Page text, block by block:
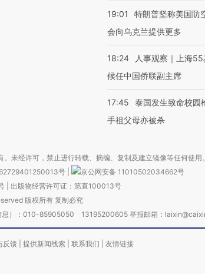
19:01
特朗普坚称美国防
会向乌克兰提供更多
18:24
人事观察｜上海
候任中国侨联副主席
17:45
泰国发生致命校园
手祖父母亦被杀
未经许可，禁止进行转载、摘编、复制及建立镜像等任何使用。
号
京公网安备 11010502034662号
| 出版物经营许可证：第直100013号
版权所有 复制必究
息）：010-85905050 13195200605 举报邮箱：
反馈 提供新闻线索 联系我们 友情链接